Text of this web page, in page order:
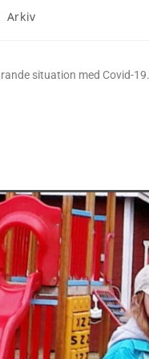
Arkiv
situation med Covid-19.